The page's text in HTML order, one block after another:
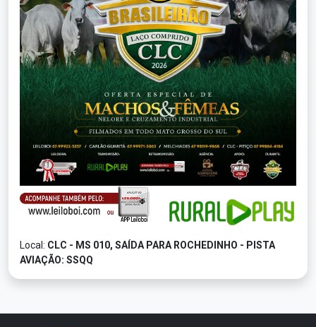
Local: CLC - MS 010, SAÍDA PARA ROCHEDINHO - PISTA
AVIAÇÃO: SSQQ